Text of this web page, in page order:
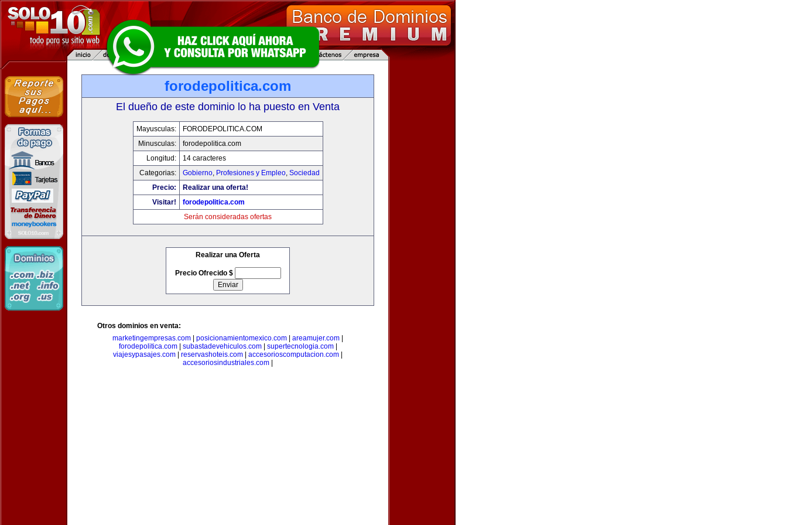
forodepolitica.com
El dueño de este dominio lo ha puesto en Venta
Mayusculas:
FORODEPOLITICA.COM
Minusculas:
forodepolitica.com
Longitud:
14 caracteres
Categorias:
Gobierno, Profesiones y Empleo, Sociedad
Precio:
Realizar una oferta!
Visitar!
forodepolitica.com
Serán consideradas ofertas
Realizar una Oferta
Precio Ofrecido $
Otros dominios en venta:
marketingempresas.com
posicionamientomexico.com areamujer.com
forodepolitica.com| subastadevehiculos.com| supertecnologia.com|
viajesypasajes.com
reservashoteis.com accesorioscomputacion.com
accesoriosindustriales.com